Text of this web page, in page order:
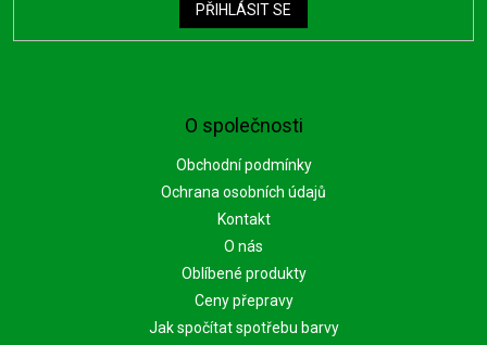
O společnosti
Obchodní podmínky
Ochrana osobních údajů
Kontakt
O nás
Oblíbené produkty
Ceny přepravy
Jak spočítat spotřebu barvy
PŘIHLÁSIT SE